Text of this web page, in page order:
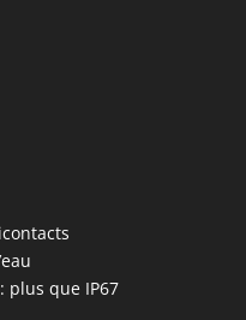
plus que IP67